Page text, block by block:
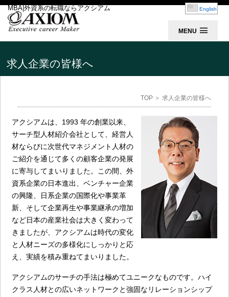
MBA|外資系の転職ならアクシアム English
MENU
求人企業の皆様へ
TOP＞ 求人企業の皆様へ
アクシアムは、1993 年の創業以来、
サーチ型人材紹介会社として、経営人
材ならびに次世代マネジメント人材の
ご紹介を通じて多くの顧客企業の発展
に寄与してまいりました。この間、外
資系企業の日本進出、ベンチャー企業
の興隆、日系企業の国際化や事業革
新、そして企業再生や事業継承の増加
など日本の産業社会は大きく変わって
きましたが、アクシアムは時代の変化
と人材ニーズの多様化にしっかりと応
え、実績を積み重ねてまいりました。
アクシアムのサーチの手法は極めてユニークなものです。ハイ
クラス人材との広いネットワークと強固なリレーションシップ